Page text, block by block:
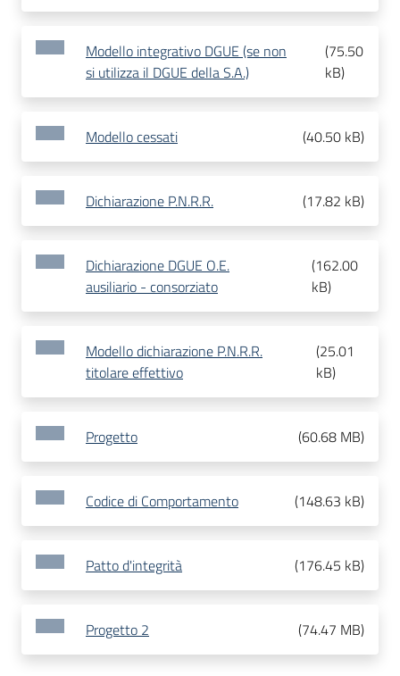
Modello integrativo DGUE (se non
si utilizza il DGUE della S.A.)
(75.50
kB)
Modello cessati (40.50 kB)
Dichiarazione P.N.R.R. (17.82 kB)
Dichiarazione DGUE O.E.
ausiliario - consorziato
(162.00
kB)
Modello dichiarazione P.N.R.R.
titolare effettivo
(25.01
kB)
Progetto (60.68 MB)
Codice di Comportamento (148.63 kB)
Patto d'integrità (176.45 kB)
Progetto 2 (74.47 MB)